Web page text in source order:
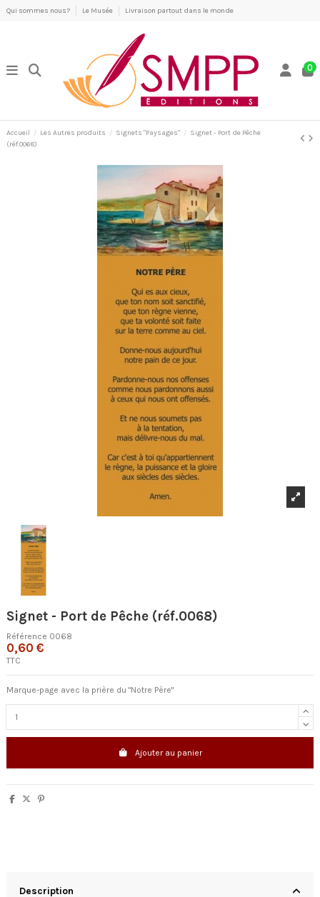
Qui sommes nous? Le Musée Livraison partout dans le monde
0
Accueil Les Autres produits Signets "Paysages"
Signet - Port de Pêche
(réf.0068)
Signet - Port de Pêche (réf.0068)
Référence 0068
0,60 €
TTC
Marque-page avec la prière du "Notre Père"
Ajouter au panier
Description